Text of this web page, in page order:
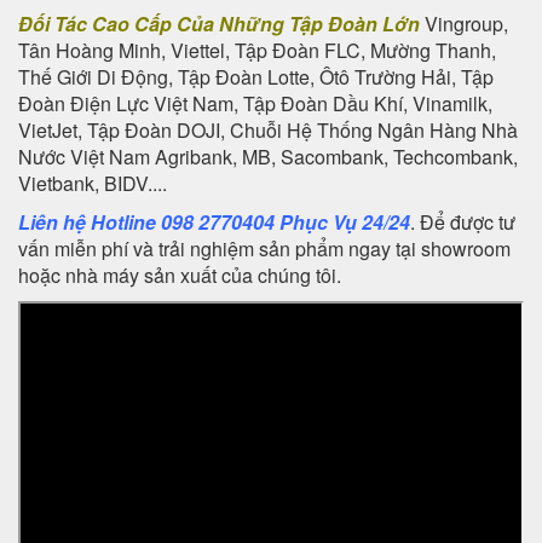
Đối Tác Cao Cấp Của Những Tập Đoàn LớnVingroup,
Tân Hoàng Minh, Viettel, Tập Đoàn FLC, Mường Thanh,
Thế Giới Di Động, Tập Đoàn Lotte, Ôtô Trường Hải, Tập
Đoàn Điện Lực Việt Nam, Tập Đoàn Dầu Khí, Vinamilk,
VietJet, Tập Đoàn DOJI, Chuỗi Hệ Thống Ngân Hàng Nhà
Nước Việt Nam Agribank, MB, Sacombank, Techcombank,
Vietbank, BIDV....
Liên hệ Hotline 098 2770404 Phục Vụ 24/24. Để được tư
vấn miễn phí và trải nghiệm sản phẩm ngay tại showroom
hoặc nhà máy sản xuất của chúng tôi.